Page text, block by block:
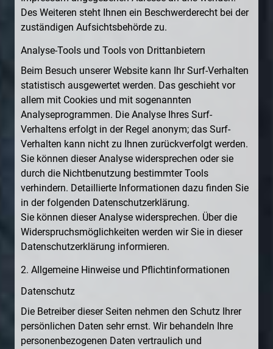
Des Weiteren steht Ihnen ein Beschwerderecht bei der
zuständigen Aufsichtsbehörde zu.
Analyse-Tools und Tools von Drittanbietern
Beim Besuch unserer Website kann Ihr Surf-Verhalten
statistisch ausgewertet werden. Das geschieht vor
allem mit Cookies und mit sogenannten
Analyseprogrammen. Die Analyse Ihres Surf-
Verhaltens erfolgt in der Regel anonym; das Surf-
Verhalten kann nicht zu Ihnen zurückverfolgt werden.
Sie können dieser Analyse widersprechen oder sie
durch die Nichtbenutzung bestimmter Tools
verhindern. Detaillierte Informationen dazu finden Sie
in der folgenden Datenschutzerklärung.
Sie können dieser Analyse widersprechen. Über die
Widerspruchsmöglichkeiten werden wir Sie in dieser
Datenschutzerklärung informieren.
2. Allgemeine Hinweise und Pflichtinformationen
Datenschutz
Die Betreiber dieser Seiten nehmen den Schutz Ihrer
persönlichen Daten sehr ernst. Wir behandeln Ihre
personenbezogenen Daten vertraulich und